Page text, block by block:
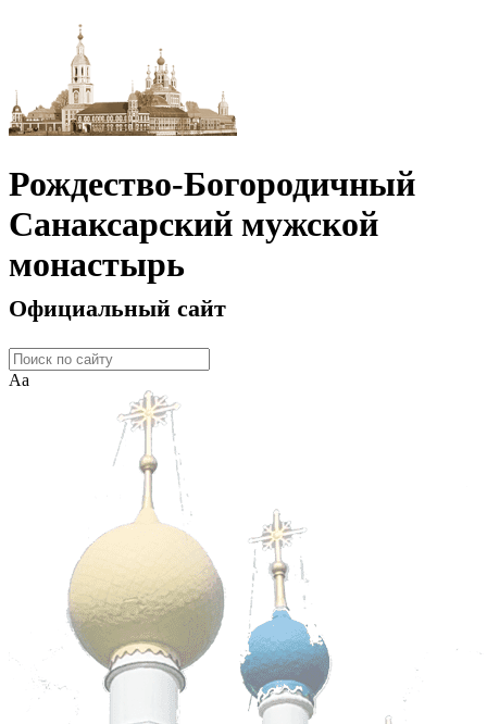
Рождество-Богородичный
Санаксарский мужской
монастырь
Официальный сайт
Аа